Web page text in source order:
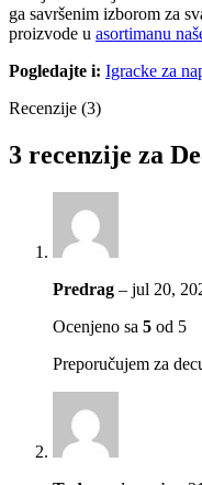
ga savršenim izborom za
proizvode u asortimanu
Pogledajte i: Igracke za
Recenzije (3)
3 recenzije za
Predrag – jul 20,
Ocenjeno sa 5 od 5
Preporučujem za